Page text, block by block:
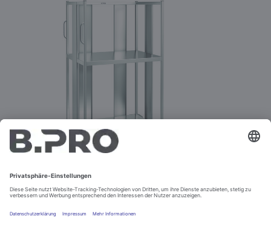
TRANSPORTWAGEN